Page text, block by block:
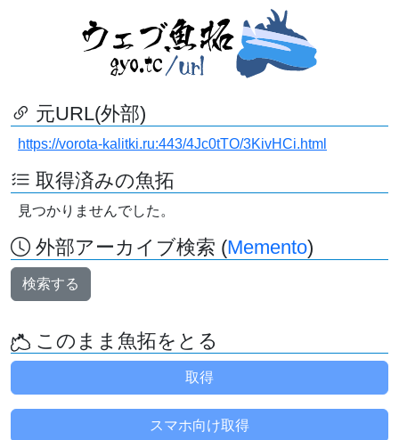
元URL(外部)
https://vorota-kalitki.ru:443/4Jc0tTO/3KivHCi.html
取得済みの魚拓
見つかりませんでした。
外部アーカイブ検索 (Memento)
検索する
このまま魚拓をとる